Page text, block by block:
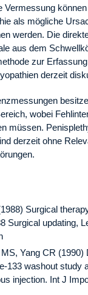
Vermessung
als mögliche
werden. Die
aus dem
zur
derzeit
wobei
müssen.
derzeit ohne
Surgical
Surgical updating,
Yang CR (1990)
133 washout study
injection. Int J